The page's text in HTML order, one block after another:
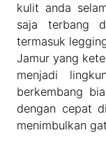
kulit anda
saja terbang
termasuk
Jamur yang
menjadi
berkembang
dengan cepat
menimbulkan